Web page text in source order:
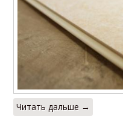
Читать дальше →